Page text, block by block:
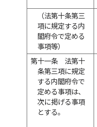
（法第十条第三
項に規定する内
閣府令で定める
事項等）
第十一条
法第十
条第三項に規定
する内閣府令で
定める事項は、
次に掲げる事項
とする。